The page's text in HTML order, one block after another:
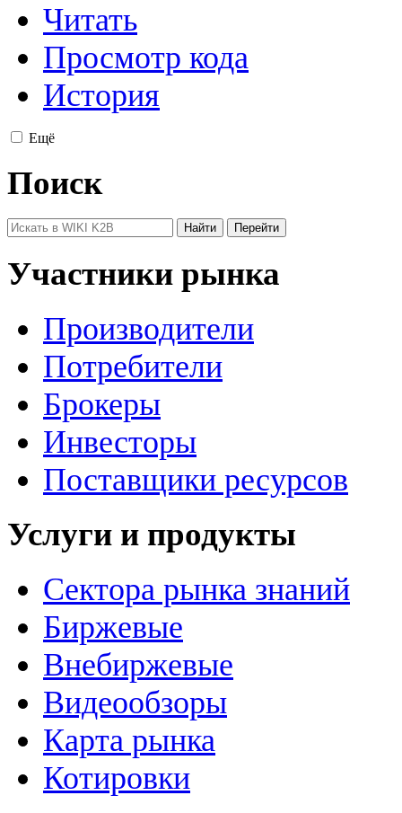
Читать
Просмотр кода
История
Ещё
Поиск
Участники рынка
Производители
Потребители
Брокеры
Инвесторы
Поставщики ресурсов
Услуги и продукты
Сектора рынка знаний
Биржевые
Внебиржевые
Видеообзоры
Карта рынка
Котировки